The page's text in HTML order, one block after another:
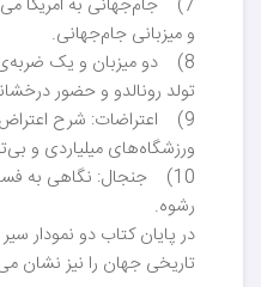
7) جام‌جهانی به آمریکا
و میزبانی جام‌جهانی.
8) دو میزبان و یک
تولد رونالدو و حضور
9) اعتراضات: شرح
ورزشگاه‌های میلیاردی و
10) جنجال: نگاهی به
رشوه.
در پایان کتاب دو نمودار
تاریخی جهان را نیز نشان